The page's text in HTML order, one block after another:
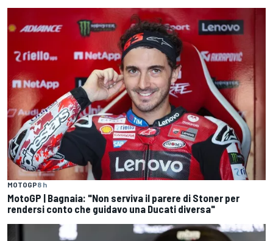
MOTOGP8 h
MotoGP | Bagnaia: "Non serviva il parere di Stoner per
rendersi conto che guidavo una Ducati diversa"